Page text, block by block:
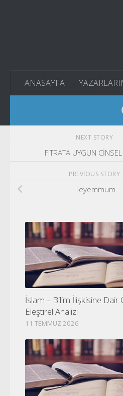
ANASAYFA
NEXT STORY
FITRATA UYGUN
PREVIOUS STORY
Teyemmüm
İslam – Bilim İlişkisine Dair
Eleştirel Analizi
11 TEMMUZ 2026